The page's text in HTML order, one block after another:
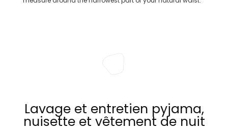
Lavage et entretien pyjama,
nuisette et vêtement de nuit